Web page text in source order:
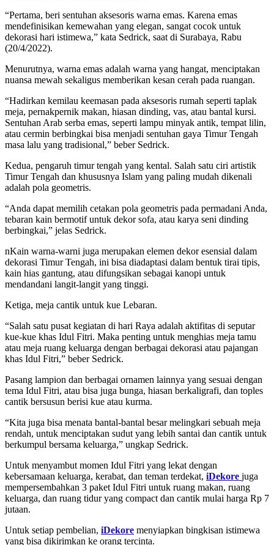
“Pertama, beri sentuhan aksesoris warna emas. Karena emas
mendefinisikan kemewahan yang elegan, sangat cocok untuk
dekorasi hari istimewa,” kata Sedrick, saat di Surabaya, Rabu
(20/4/2022).
Menurutnya, warna emas adalah warna yang hangat, menciptakan
nuansa mewah sekaligus memberikan kesan cerah pada ruangan.
“Hadirkan kemilau keemasan pada aksesoris rumah seperti taplak
meja, pernakpernik makan, hiasan dinding, vas, atau bantal kursi.
Sentuhan Arab serba emas, seperti lampu minyak antik, tempat lilin,
atau cermin berbingkai bisa menjadi sentuhan gaya Timur Tengah
masa lalu yang tradisional,” beber Sedrick.
Kedua, pengaruh timur tengah yang kental. Salah satu ciri artistik
Timur Tengah dan khususnya Islam yang paling mudah dikenali
adalah pola geometris.
“Anda dapat memilih cetakan pola geometris pada permadani Anda,
tebaran kain bermotif untuk dekor sofa, atau karya seni dinding
berbingkai,” jelas Sedrick.
nKain warna-warni juga merupakan elemen dekor esensial dalam
dekorasi Timur Tengah, ini bisa diadaptasi dalam bentuk tirai tipis,
kain hias gantung, atau difungsikan sebagai kanopi untuk
mendandani langit-langit yang tinggi.
Ketiga, meja cantik untuk kue Lebaran.
“Salah satu pusat kegiatan di hari Raya adalah aktifitas di seputar
kue-kue khas Idul Fitri. Maka penting untuk menghias meja tamu
atau meja ruang keluarga dengan berbagai dekorasi atau pajangan
khas Idul Fitri,” beber Sedrick.
Pasang lampion dan berbagai ornamen lainnya yang sesuai dengan
tema Idul Fitri, atau bisa juga bunga, hiasan berkaligrafi, dan toples
cantik bersusun berisi kue atau kurma.
“Kita juga bisa menata bantal-bantal besar melingkari sebuah meja
rendah, untuk menciptakan sudut yang lebih santai dan cantik untuk
berkumpul bersama keluarga,” ungkap Sedrick.
Untuk menyambut momen Idul Fitri yang lekat dengan
kebersamaan keluarga, kerabat, dan teman terdekat, iDekore juga
mempersembahkan 3 paket Idul Fitri untuk ruang makan, ruang
keluarga, dan ruang tidur yang compact dan cantik mulai harga Rp 7
jutaan.
Untuk setiap pembelian, iDekore menyiapkan bingkisan istimewa
yang bisa dikirimkan ke orang tercinta.